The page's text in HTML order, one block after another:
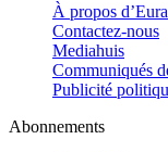
À propos
Contactez-nous
Mediahuis
Communiqués
Publicité
Abonnements